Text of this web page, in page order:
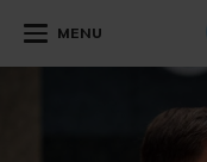
MENU